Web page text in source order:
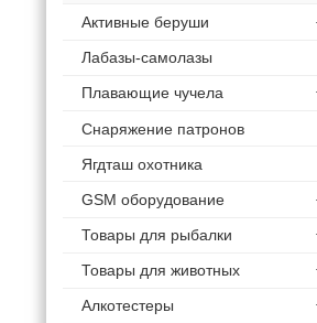
Активные беруши
Лабазы-самолазы
Плавающие чучела
Снаряжение патронов
Ягдташ охотника
GSM оборудование
Товары для рыбалки
Товары для животных
Алкотестеры